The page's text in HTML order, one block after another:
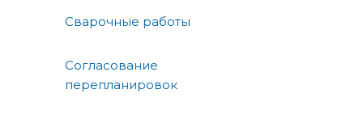
Сварочные работы
Согласование
перепланировок